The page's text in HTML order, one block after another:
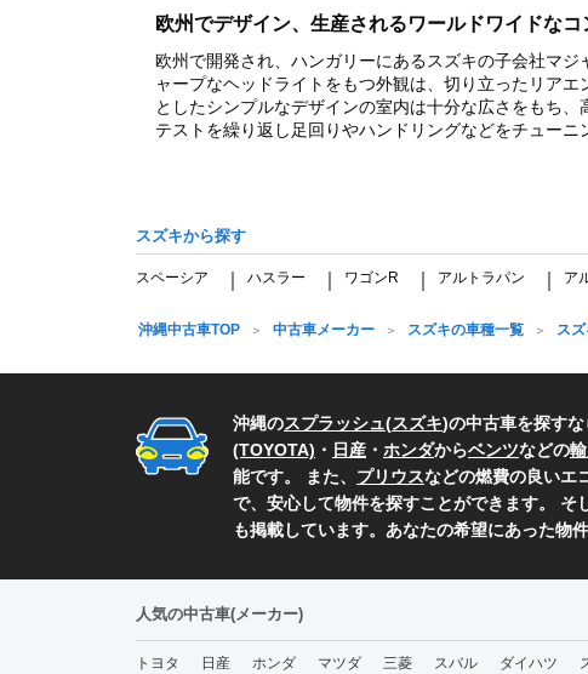
欧州でデザイン、生産されるワールドワイドな
欧州で開発され、ハンガリーにあるスズキの子会社マ
ャープなヘッドライトをもつ外観は、切り立ったリア
としたシンプルなデザインの室内は十分な広さをもち
テストを繰り返し足回りやハンドリングなどをチュー
スズキから探す
スペーシア ハスラー ワゴンR アルトラパン ア
沖縄中古車TOP 中古車メーカー スズキの車種一覧 ス
沖縄のスプラッシュ(スズキ)の中古車を探す
(TOYOTA) ・ 日産 ・ ホンダからベンツなどの
能です。 また、 プリウスなどの燃費の良いエ
で、安心して物件を探すことができます。 そ
も掲載しています。あなたの希望にあった物
人気の中古車(メーカー)
トヨタ 日産 ホンダ マツダ 三菱 スバル ダイハツ